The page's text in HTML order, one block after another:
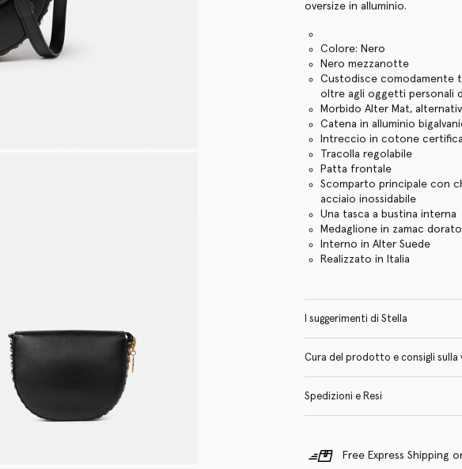
oversize in alluminio.
Colore: Nero
Nero mezzanotte
Custodisce
oltre agli oggetti personali
Morbido Alter Mat,
Catena in alluminio
Intreccio in cotone
Tracolla regolabile
Patta frontale
Scomparto principale con
acciaio inossidabile
Una tasca a bustina interna
Medaglione in zamac
Interno in Alter Suede
Realizzato in Italia
I suggerimenti di Stella
Cura del prodotto e consigli sulla
Spedizioni e Resi
Free Express Shipping